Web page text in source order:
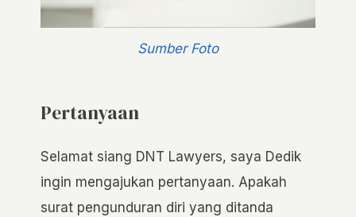
Sumber Foto
Pertanyaan
Selamat siang DNT Lawyers, saya Dedik
ingin mengajukan pertanyaan. Apakah
surat pengunduran diri yang ditanda